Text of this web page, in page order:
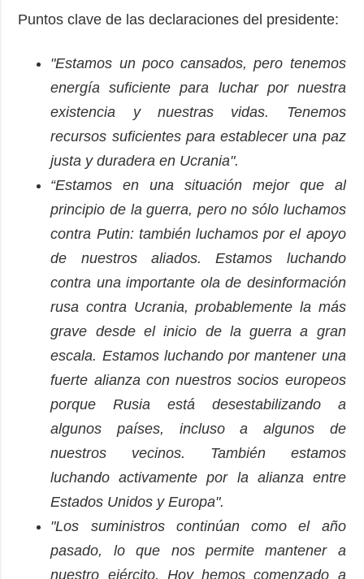
Puntos clave de las declaraciones del presidente:
"Estamos un poco cansados, pero tenemos
energía suficiente para luchar por nuestra
existencia y nuestras vidas. Tenemos
recursos suficientes para establecer una paz
justa y duradera en Ucrania".
“Estamos en una situación mejor que al
principio de la guerra, pero no sólo luchamos
contra Putin: también luchamos por el apoyo
de nuestros aliados. Estamos luchando
contra una importante ola de desinformación
rusa contra Ucrania, probablemente la más
grave desde el inicio de la guerra a gran
escala. Estamos luchando por mantener una
fuerte alianza con nuestros socios europeos
porque Rusia está desestabilizando a
algunos países, incluso a algunos de
nuestros vecinos. También estamos
luchando activamente por la alianza entre
Estados Unidos y Europa".
"Los suministros continúan como el año
pasado, lo que nos permite mantener a
nuestro ejército. Hoy hemos comenzado a